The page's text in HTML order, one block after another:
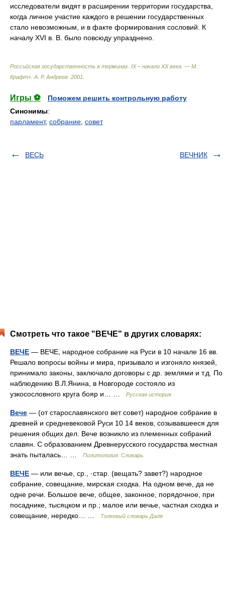
исследователи видят в расширении территории государства,
когда личное участие каждого в решении государственных
стало невозможным, и в факте формирования сословий. К
началу XVI в. В. было повсюду упразднено.
Российская государственность в терминах. IX – начало XX века. — М.:
Крафт+ А. Р. Андреев 2001
Игры ⚽
Поможем решить контрольную работу
Синонимы:
парламент, собрание совет
ВЕСЬ ВЕЧНИК
Смотреть что такое "ВЕЧЕ" в других словарях:
ВЕЧЕ — ВЕЧЕ, народное собрание на Руси в 10 начале 16 вв.
Решало вопросы войны и мира, призывало и изгоняло князей,
принимало законы, заключало договоры с др. землями и т.д. По
наблюдению В.Л.Янина, в Новгороде состояло из
узкосословного круга бояр и… …
Русская история
Вече — (от старославянского вет совет) народное собрание в
древней и средневековой Руси 10 14 веков, созывавшееся для
решения общих дел. Вече возникло из племенных собраний
славян. С образованием Древнерусского государства местная
знать пыталась… …
Политология. Словарь.
ВЕЧЕ — или вечье, ср., ·стар. (вещать? завет?) народное
собрание, совещание, мирская сходка. На одном вече, да не
одне речи. Большое вече, общее, законное, порядочное, при
посаднике, тысяцком и пр.; малое или вечье, частная сходка и
совещание, нередко… …
Толковый словарь Даля